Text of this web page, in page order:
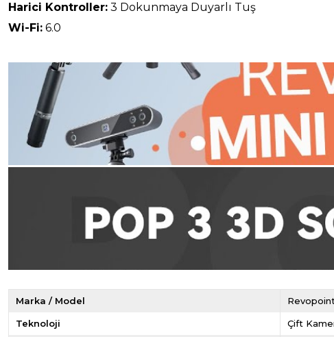
Harici Kontroller: 3 Dokunmaya Duyarlı Tuş
Wi-Fi: 6.0
Marka / Model
Teknoloji Çift